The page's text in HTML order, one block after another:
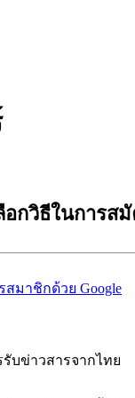
อกวิธีในการส
สมาชิกด้วย Google
บข่าวสารจากไทย